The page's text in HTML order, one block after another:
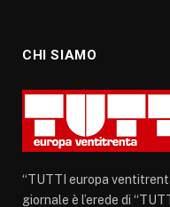
CHI SIAMO
“TUTTI europa
giornale è l’erede di